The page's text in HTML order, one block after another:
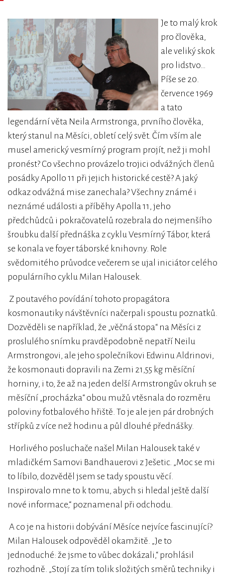
Je to malý krok
pro člověka,
ale veliký skok
pro lidstvo…
Píše se 20.
července 1969
a tato
legendární věta Neila Armstronga, prvního člověka,
který stanul na Měsíci, obletí celý svět. Čím vším ale
musel americký vesmírný program projít, než ji mohl
pronést? Co všechno provázelo trojici odvážných členů
posádky Apollo 11 při jejich historické cestě? A jaký
odkaz odvážná mise zanechala? Všechny známé i
neznámé události a příběhy Apolla 11, jeho
předchůdců i pokračovatelů rozebrala do nejmenšího
šroubku další přednáška z cyklu Vesmírný Tábor, která
se konala ve foyer táborské knihovny. Role
svědomitého průvodce večerem se ujal iniciátor celého
populárního cyklu Milan Halousek.
Z poutavého povídání tohoto propagátora
kosmonautiky návštěvníci načerpali spoustu poznatků.
Dozvěděli se například, že „věčná stopa“ na Měsíci z
proslulého snímku pravděpodobně nepatří Neilu
Armstrongovi, ale jeho společníkovi Edwinu Aldrinovi,
že kosmonauti dopravili na Zemi 21,55 kg měsíční
horniny, i to, že až na jeden delší Armstrongův okruh se
měsíční „procházka“ obou mužů vtěsnala do rozměru
poloviny fotbalového hřiště. To je ale jen pár drobných
střípků z více než hodinu a půl dlouhé přednášky.
Horlivého posluchače našel Milan Halousek také v
mladičkém Samovi Bandhauerovi z Ješetic. „Moc se mi
to líbilo, dozvěděl jsem se tady spoustu věcí.
Inspirovalo mne to k tomu, abych si hledal ještě další
nové informace,“ poznamenal při odchodu.
A co je na historii dobývání Měsíce nejvíce fascinující?
Milan Halousek odpověděl okamžitě. „Je to
jednoduché: že jsme to vůbec dokázali,“ prohlásil
rozhodně. „Stojí za tím tolik složitých směrů techniky i